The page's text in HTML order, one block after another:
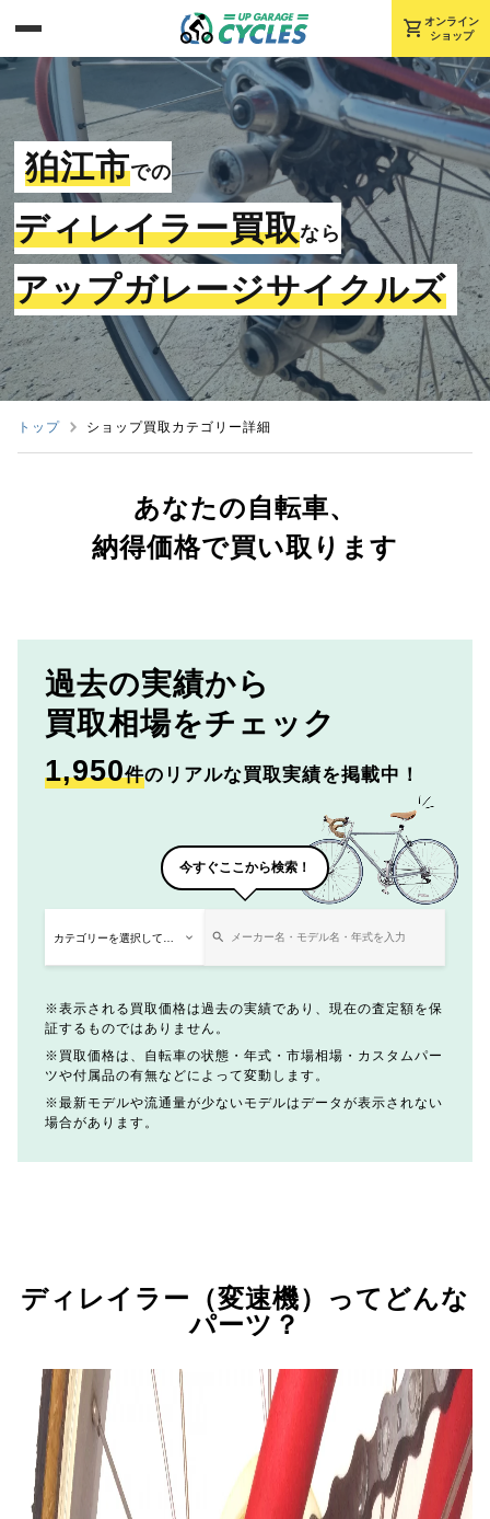
shopping_cart オンライン
ショップ
狛江市での
ディレイラー買取なら
アップガレージサイクルズ
トップ ショップ買取カテゴリー詳細
あなたの自転車、
納得価格で買い取ります
過去の実績から
買取相場をチェック
1,950件のリアルな買取実績を掲載中！
今すぐここから検索！
表示される買取価格は過去の実績であり、現在の査定額を保
証するものではありません。
買取価格は、自転車の状態・年式・市場相場・カスタムパー
ツや付属品の有無などによって変動します。
最新モデルや流通量が少ないモデルはデータが表示されない
場合があります。
ディレイラー（変速機）ってどんな
パーツ？